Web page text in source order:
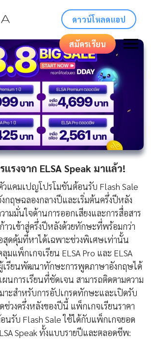
ดาวน์โหลดแอป
สมัครเรียน
แรงจาก ELSA Speak มาแล้ว!
วแคมเปญโปรโมชันต้อนรับ Flash Sale
กฤษฉลองกลางปีและเริ่มต้นครึ่งปีหลัง
ามมั่นใจด้านการออกเสียงและการสื่อสาร
วเข้าสู่ครึ่งปีหลังด้วยทักษะที่พร้อมกว่า
สุดคุ้มที่หาได้เฉพาะช่วงพิเศษเท่านั้น
แพ็กเกจเรียน ELSA Pro และ ELSA
เรียนพัฒนาทักษะการพูดภาษาอังกฤษได้
นการเรียนที่ชัดเจน สามารถติดตามความ
าะสำหรับการอัปเกรดทักษะและเปิดรับ
วงครึ่งหลังของปีนี้ แพ็กเกจเรียนราคา
รับ Flash Sale ใช้ได้กับแพ็กเกจยอด
Speak ทั้งแบบรายปีและตลอดชีพ: